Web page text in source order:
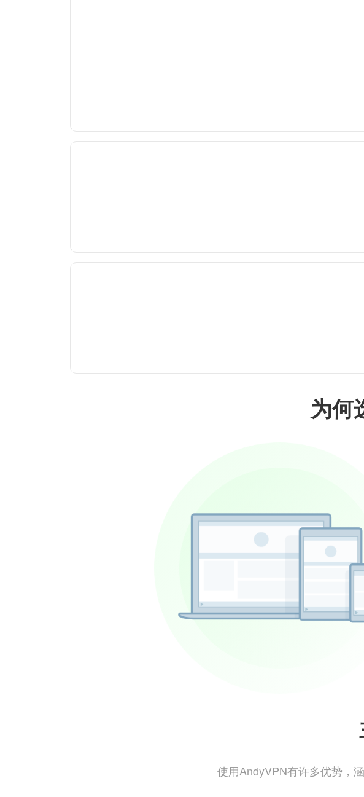
为何
使用AndyVPN有许多优势，